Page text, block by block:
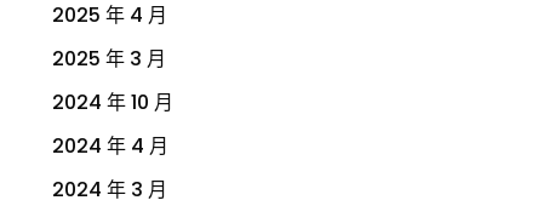
2025 年 4 月
2025 年 3 月
2024 年 10 月
2024 年 4 月
2024 年 3 月